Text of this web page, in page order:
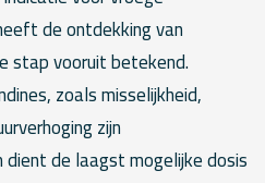
de ontdekking van
stap vooruit betekend.
zoals misselijkheid,
zijn
de laagst mogelijke dosis